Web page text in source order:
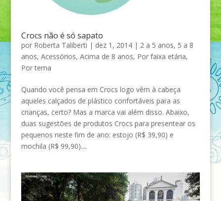
Crocs não é só sapato
por Roberta Taliberti | dez 1, 2014| 2 a 5 anos, 5 a 8
anos, Acessórios, Acima de 8 anos, Por faixa etária,
Por tema
Quando você pensa em Crocs logo vêm à cabeça
aqueles calçados de plástico confortáveis para as
crianças, certo? Mas a marca vai além disso. Abaixo,
duas sugestões de produtos Crocs para presentear os
pequenos neste fim de ano: estojo (R$ 39,90) e
mochila (R$ 99,90)....